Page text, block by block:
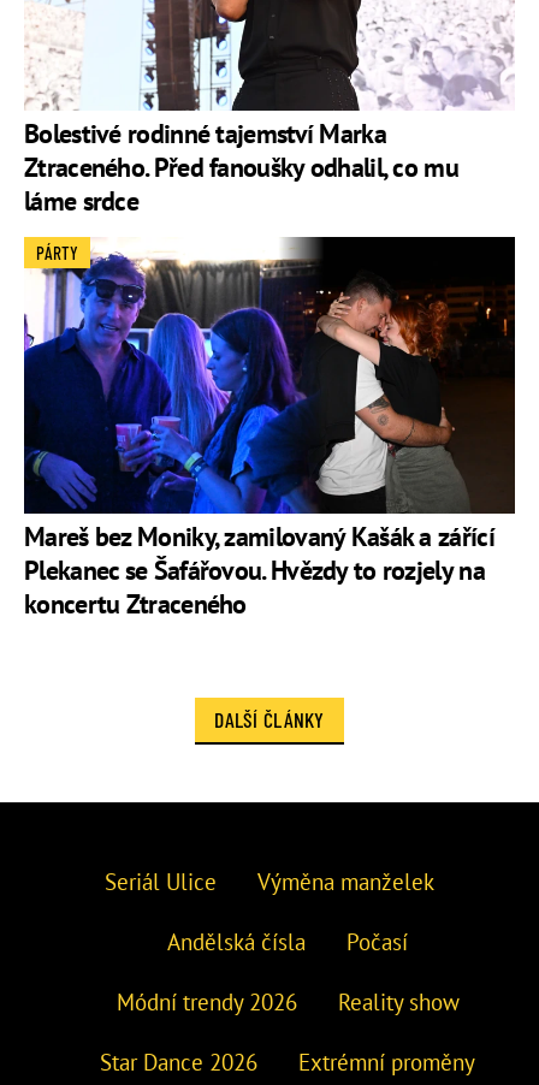
Bolestivé rodinné tajemství Marka
Ztraceného. Před fanoušky odhalil, co mu
láme srdce
Mareš bez Moniky, zamilovaný Kašák a zářící
Plekanec se Šafářovou. Hvězdy to rozjely na
koncertu Ztraceného
PÁRTY
DALŠÍ ČLÁNKY
Seriál Ulice Výměna manželek
Andělská čísla Počasí
Módní trendy 2026 Reality show
Star Dance 2026 Extrémní proměny